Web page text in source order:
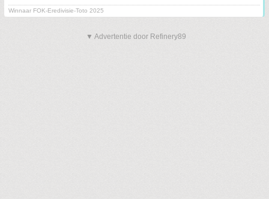
Winnaar FOK-Eredivisie-Toto 2025
▼ Advertentie door Refinery89